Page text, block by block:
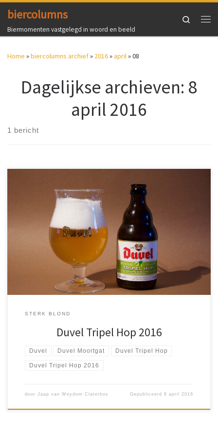
Ga naar inhoud
biercolumns
Biermomenten vastgelegd in woord en beeld
Search
Home »biercolumns archief» 2016»april »08
Dagelijkse archieven: 8
april 2016
1 bericht
Ook dit jaar, 2016, heeft Duvel weer een Duvel Tripel Hop
gebrouwen. Deze keer met een nieuwe derde hopsoort. Nu rond
dezelfde periode verkrijgbaar in de winkels. Deze Tripel Hop […]
STERK BLOND
Duvel Tripel Hop 2016
Duvel Duvel Moortgat Duvel Tripel Hop
Duvel Tripel Hop 2016
door Jaap van Weydom Claterbos Gepubliceerd8 april 2016